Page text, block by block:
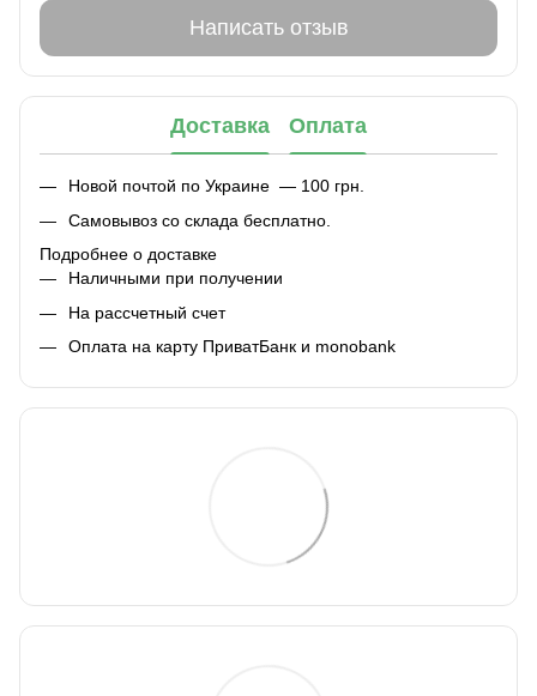
Написать отзыв
Доставка Оплата
Новой почтой по Украине — 100 грн.
Самовывоз со склада бесплатно.
Подробнее о доставке
Наличными при получении
На рассчетный счет
Оплата на карту ПриватБанк и monobank